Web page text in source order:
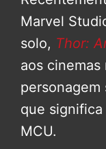
Marvel
solo, Thor:
aos
que
MCU.